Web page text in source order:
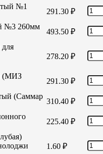
№1
291.30 ₽
№3 260мм
493.50 ₽
278.20 ₽
(МИЗ
291.30 ₽
(Саммар
310.40 ₽
225.40 ₽
1.60 ₽